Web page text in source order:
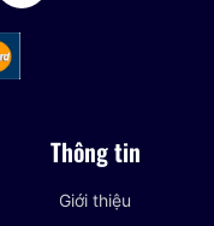
Thông tin
Giới thiệu